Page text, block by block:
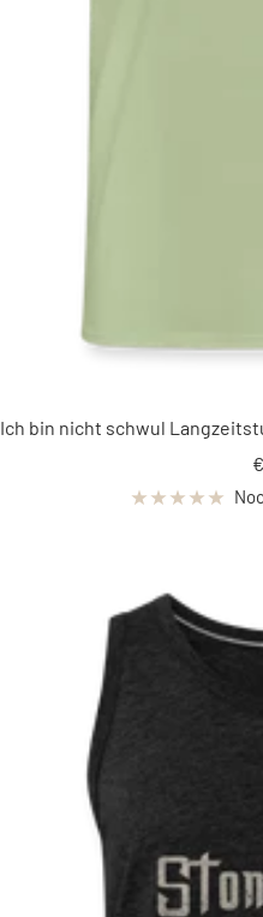
Ich bin nicht schwul